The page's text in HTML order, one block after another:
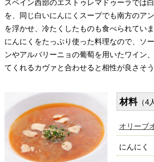
スペイン西部のエストゥレマドゥーラでは
を、同じ白いにんにくスープでも南方のア
を浮かせ、冷たくしたものも食べられていま
にんにくをたっぷり使った料理なので、ソ
ンやアルバリーニョの葡萄を用いたワイン
てくれるカヴァと合わせると相性が良さそう
材料（4
オリーブ
にんにく